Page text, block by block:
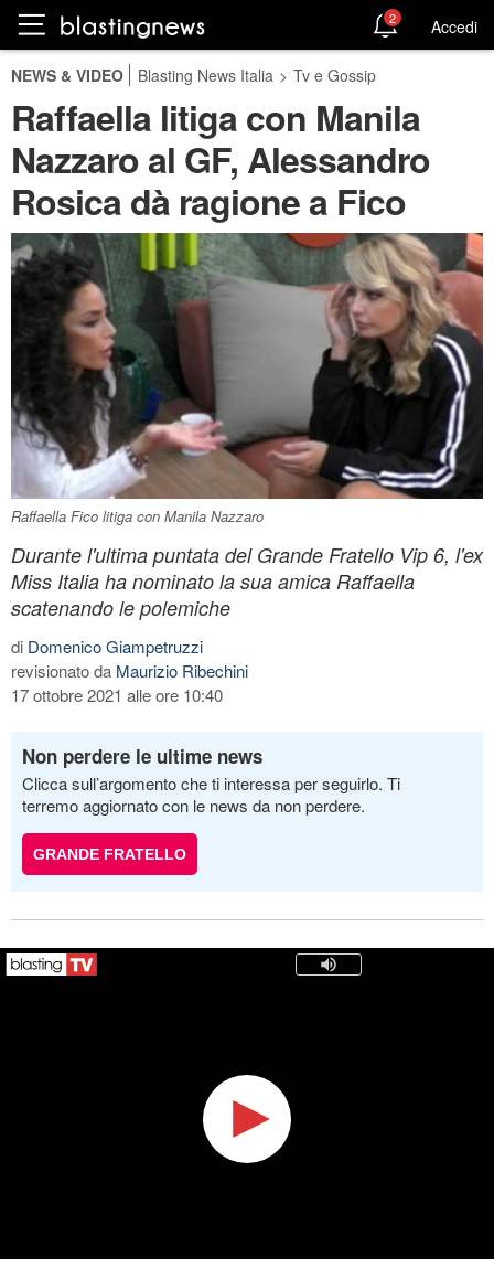
2 Accedi
NEWS & VIDEO Blasting News Italia > Tv e Gossip
Raffaella litiga con Manila
Nazzaro al GF, Alessandro
Rosica dà ragione a Fico
Raffaella Fico litiga con Manila Nazzaro
Durante l'ultima puntata del Grande Fratello Vip 6, l'ex
Miss Italia ha nominato la sua amica Raffaella
scatenando le polemiche
di Domenico Giampetruzzi
revisionato da Maurizio Ribechini
17 ottobre 2021 alle ore 10:40
Non perdere le ultime news
Clicca sull’argomento che ti interessa per seguirlo. Ti
terremo aggiornato con le news da non perdere.
GRANDE FRATELLO